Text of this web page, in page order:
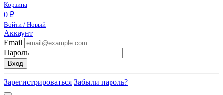
Корзина
0 ₽
Войти / Новый
Аккаунт
Email
Пароль
Вход
Зарегистрироваться Забыли пароль?